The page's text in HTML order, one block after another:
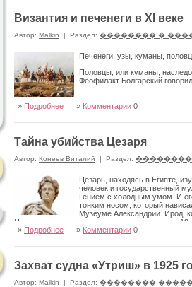
Византия и печенеги в XI веке
Автор: Malkin | Раздел: �������� �
Печенеги, узы, куманы,
Половцы, или куманы,
Феофилакт Болгарский
» Подробнее » Комментарии 0
Тайна убийства Цезаря
Автор: Конеев Виталий | Раздел:
Цезарь, находясь в Египте,
человек и государственный
Гением с холодным умом. И
тонким носом, который
Музеуме Александрии. Ирод,
Иерусалиме есть древние архивы о времени 18
» Подробнее » Комментарии 0
Захват судна «Утриш» в 1925
Автор: Malkin | Раздел: ��������